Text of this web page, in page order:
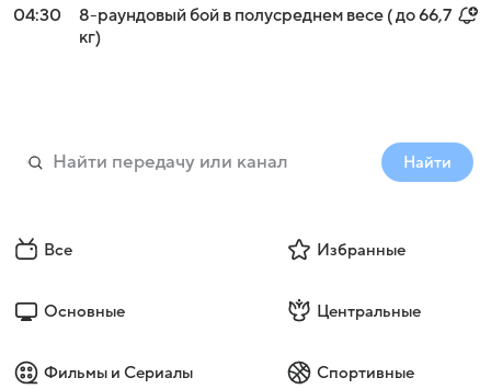
04:30
8-раундовый бой в полусреднем весе ( до 66,7
кг)
Найти
Все Избранные
Основные Центральные
Фильмы и Сериалы Спортивные